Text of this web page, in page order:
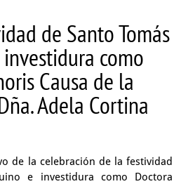
de Santo Tomás
como
Causa de la
Adela Cortina
de la celebración de la festividad
e investidura como Doctora